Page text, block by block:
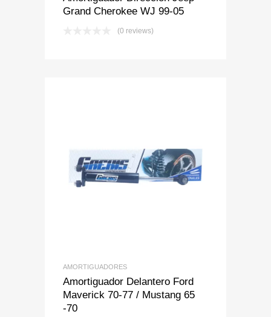
Grand Cherokee WJ 99-05
(0 reviews)
Add to Wishlist
Add to Compare
AMORTIGUADORES
Amortiguador Delantero Ford
Maverick 70-77 / Mustang 65
-70